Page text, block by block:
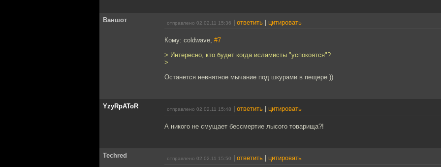
Ваншот отправлено 02.02.11 15:36 ответить цитировать
Кому: coldwave, #7
> Интересно, кто будет когда исламисты "успокоятся"?
>
Останется невнятное мычание под шкурами в пещере ))
YzyRpAToR отправлено 02.02.11 15:48 ответить цитировать
А никого не смущает бессмертие лысого товарища?!
Techred отправлено 02.02.11 15:50 ответить цитировать